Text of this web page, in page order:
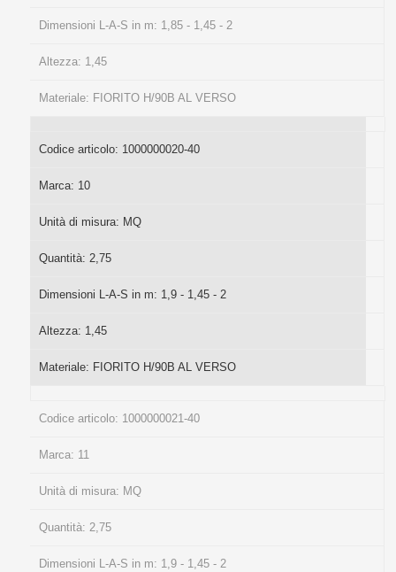
Dimensioni L-A-S in m: 1,85 - 1,45 - 2
Altezza: 1,45
Materiale: FIORITO H/90B AL VERSO
Codice articolo: 1000000020-40
Marca: 10
Unità di misura: MQ
Quantità: 2,75
Dimensioni L-A-S in m: 1,9 - 1,45 - 2
Altezza: 1,45
Materiale: FIORITO H/90B AL VERSO
Codice articolo: 1000000021-40
Marca: 11
Unità di misura: MQ
Quantità: 2,75
Dimensioni L-A-S in m: 1,9 - 1,45 - 2